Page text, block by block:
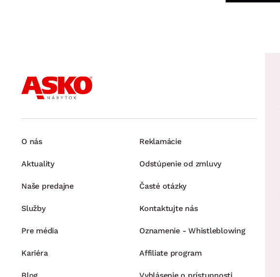
O nás
Aktuality
Naše predajne
Služby
Pre média
Kariéra
Reklamácie
Odstúpenie od zmluvy
Časté otázky
Kontaktujte nás
Oznamenie - Whistleblowing
Affiliate program